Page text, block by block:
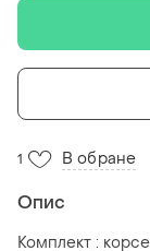
1 В обране
Опис
Комплект :